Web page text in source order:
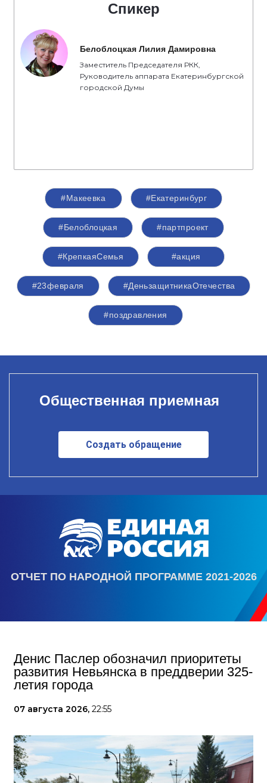
Спикер
Белоблоцкая Лилия Дамировна
Заместитель Председателя РКК,
Руководитель аппарата Екатеринбургской
городской Думы
#Макеевка #Екатеринбург
#Белоблоцкая #партпроект
#КрепкаяСемья #акция
#23февраля #ДеньзащитникаОтечества
#поздравления
Общественная приемная
Создать обращение
ОТЧЕТ ПО НАРОДНОЙ ПРОГРАММЕ 2021-2026
Денис Паслер обозначил приоритеты
развития Невьянска в преддверии 325-
летия города
07 августа 2026, 22:55